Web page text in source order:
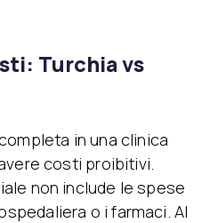
Turchia vs
in una clinica
costi proibitivi.
non include le spese
o i farmaci. Al